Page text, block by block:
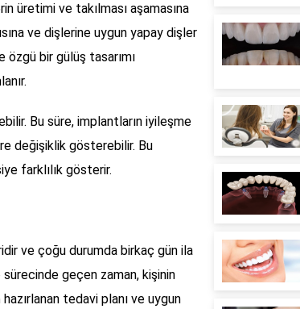
üretimi ve takılması aşamasına
ve dişlerine uygun yapay dişler
özgü bir gülüş tasarımı
Bu süre, implantların iyileşme
değişiklik gösterebilir. Bu
farklılık gösterir.
ve çoğu durumda birkaç gün ila
geçen zaman, kişinin
tedavi planı ve uygun